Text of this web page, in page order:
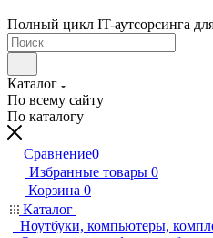
Полный цикл IT-аутсорсинга
Каталог
По всему сайту
По каталогу
Сравнение0
Избранные товары 0
Корзина 0
Каталог
Ноутбуки, компьютеры,